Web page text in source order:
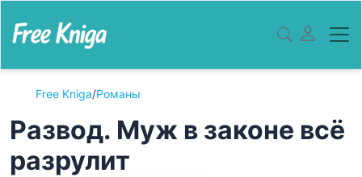
Free Kniga/Романы
Развод. Муж в законе всё
разрулит